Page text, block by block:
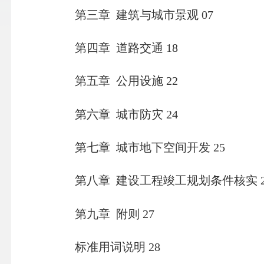
第三章 建筑与城市景观 07
第四章 道路交通 18
第五章 公用设施 22
第六章 城市防灾 24
第七章 城市地下空间开发 25
第八章 建设工程竣工规划条件核实
第九章 附则 27
标准用词说明 28